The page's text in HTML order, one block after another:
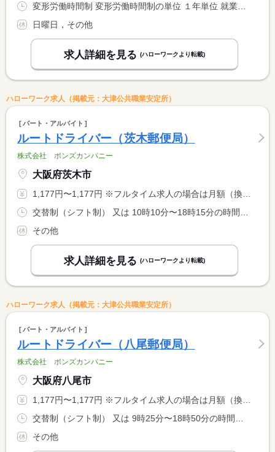
日曜日，その他
求人詳細を見る (ハローワークより転載)
ハローワーク求人（掲載元：大津公共職業安定所）
パート・アルバイト
ルートドライバー（茨木郵便局）
株式会社 ボンズカンパニー
大阪府茨木市
1,177円〜1,177円 ※フルタイム求人の場合は月額（換算額）、パート求人の場合は時間額を表示しています。
その他
求人詳細を見る (ハローワークより転載)
ハローワーク求人（掲載元：大津公共職業安定所）
パート・アルバイト
ルートドライバー（八尾郵便局）
株式会社 ボンズカンパニー
大阪府八尾市
1,177円〜1,177円 ※フルタイム求人の場合は月額（換算額）、パート求人の場合は時間額を表示しています。
その他